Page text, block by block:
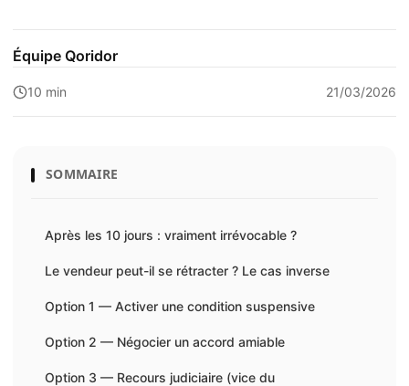
Équipe Qoridor
10 min 21/03/2026
SOMMAIRE
Après les 10 jours : vraiment irrévocable ?
Le vendeur peut-il se rétracter ? Le cas inverse
Option 1 — Activer une condition suspensive
Option 2 — Négocier un accord amiable
Option 3 — Recours judiciaire (vice du